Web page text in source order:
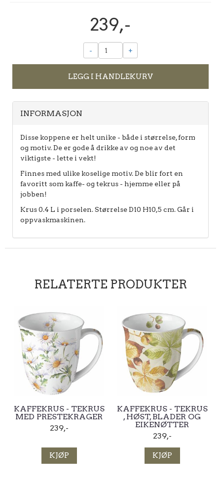
239,-
- +
LEGG I HANDLEKURV
INFORMASJON
Disse koppene er helt unike - både i størrelse, form
og motiv. De er gode å drikke av og noe av det
viktigste - lette i vekt!
Finnes med ulike koselige motiv. De blir fort en
favoritt som kaffe- og tekrus - hjemme eller på
jobben!
Krus 0.4 L i porselen. Størrelse D10 H10,5 cm. Går i
oppvaskmaskinen.
RELATERTE PRODUKTER
KAFFEKRUS - TEKRUS
MED PRESTEKRAGER
239,-
KJØP
KAFFEKRUS - TEKRUS
, HØST, BLADER OG
EIKENØTTER
239,-
KJØP